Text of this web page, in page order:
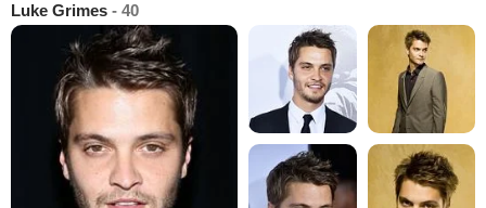
Luke Grimes - 40